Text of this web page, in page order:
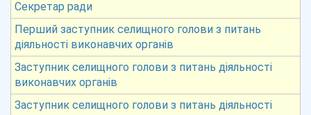
Секретар ради
Перший заступник селищного голови з питань
діяльності виконавчих органів
Заступник селищного голови з питань діяльності
виконавчих органів
Заступник селищного голови з питань діяльності